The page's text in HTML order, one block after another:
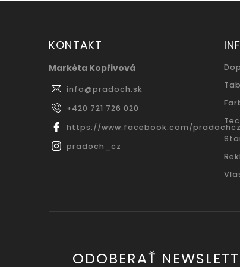
KONTAKT
Markéta Kopřivová
info@pradoch.sk
+420 721 726 020
https://www.facebook.com/
pradoch_cz
ODOBERAŤ